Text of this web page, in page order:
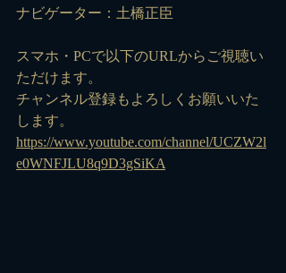
ナビゲーター：土橋正臣
スマホ・PCで以下のURLからご視聴い
ただけます。
チャンネル登録もよろしくお願いいた
します。
https://www.youtube.com/channel/UCZW2l
e0WNFJLU8q9D3gSiKA